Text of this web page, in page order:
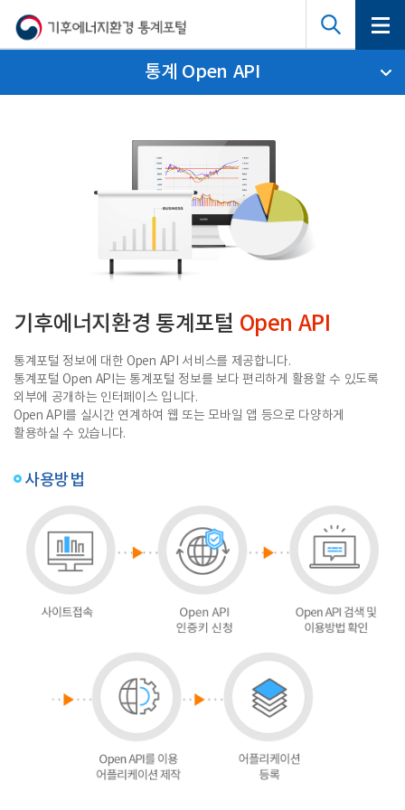
통계 Open API
기후에너지환경 통계포털 Open API
통계포털 정보에 대한 Open API 서비스를 제공합니다.
통계포털 Open API는 통계포털 정보를 보다 편리하게 활용할 수 있도록
외부에 공개하는 인터페이스 입니다.
Open API를 실시간 연계하여 웹 또는 모바일 앱 등으로 다양하게
활용하실 수 있습니다.
사용방법